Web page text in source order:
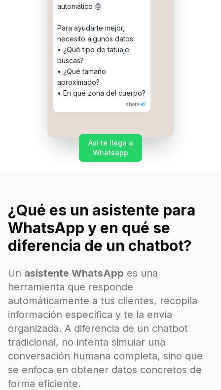
automático 🤖
Para ayudarte mejor,
necesito algunos datos:
• ¿Qué tipo de tatuaje
buscas?
• ¿Qué tamaño
aproximado?
• En qué zona del cuerpo?
ahora
Así te llega a
Whatsapp
¿Qué es un asistente para
WhatsApp y en qué se
diferencia de un chatbot?
Un asistente WhatsApp es una
herramienta que responde
automáticamente a tus clientes, recopila
información específica y te la envía
organizada. A diferencia de un chatbot
tradicional, no intenta simular una
conversación humana completa, sino que
se enfoca en obtener datos concretos de
forma eficiente.